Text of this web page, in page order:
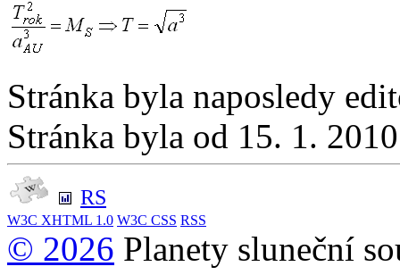
Stránka byla naposledy
Stránka byla od 15. 1.
RS
W3C XHTML 1.0 W3C CSS RSS
© 2026 Planety sluneční